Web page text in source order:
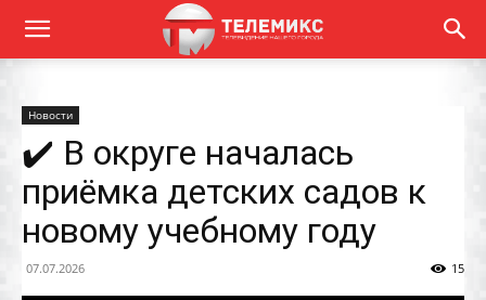
Новости
✔️ В округе началась
приёмка детских садов к
новому учебному году
07.07.2026 15